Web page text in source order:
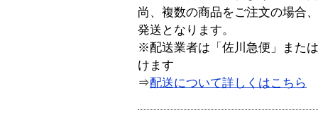
尚、複数の商品をご注文の場合
発送となります。
※配送業者は「佐川急便」また
けます
⇒配送について詳しくはこちら